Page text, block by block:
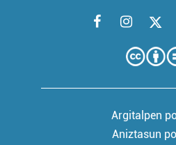
Argitalpen
Aniztasun